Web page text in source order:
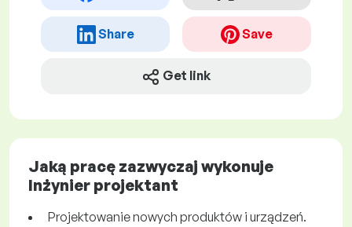
Share Save
Get link
Jaką pracę zazwyczaj wykonuje
Inżynier projektant
Projektowanie nowych produktów i urządzeń.